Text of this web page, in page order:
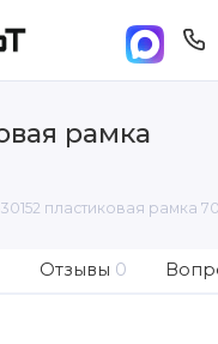
рамка
пластиковая рамка
Отзывы 0